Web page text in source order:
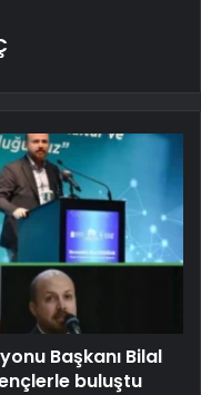
Başkanı Bilal
buluştu